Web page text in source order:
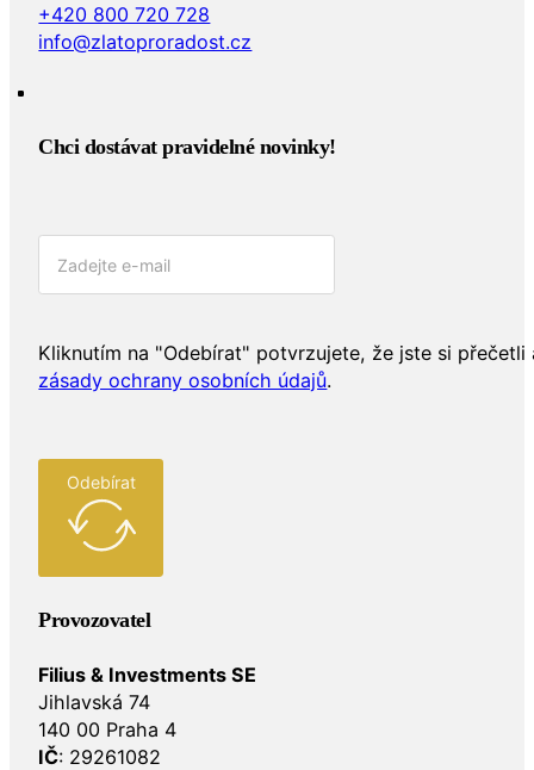
+420 800 720 728
info@zlatoproradost.cz
Chci dostávat pravidelné novinky!​
Kliknutím na "Odebírat" potvrzujete, že jste si přečetli
zásady ochrany osobních údajů.
Odebírat
Provozovatel
Filius & Investments SE
Jihlavská 74
140 00 Praha 4
IČ: 29261082